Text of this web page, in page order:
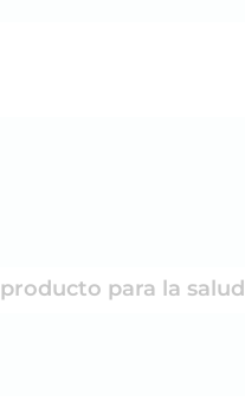
para la salud